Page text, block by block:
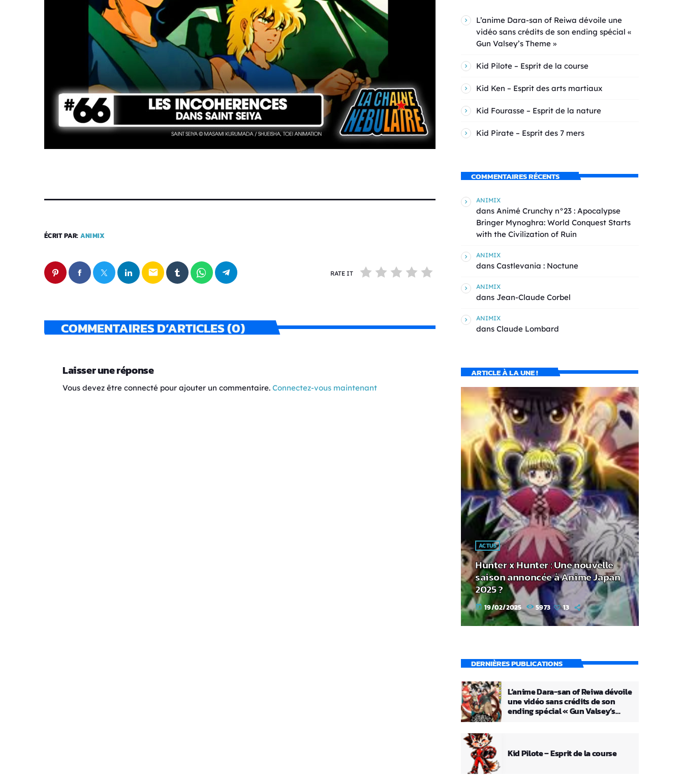
ÉCRIT PAR: ANIMIX
email RATE IT
COMMENTAIRES D’ARTICLES (0)
Laisser une réponse
Vous devez être connecté pour ajouter un commentaire. Connectez-vous maintenant
L’anime Dara-san of Reiwa dévoile une
vidéo sans crédits de son ending spécial «
Gun Valsey’s Theme »
Kid Pilote – Esprit de la course
Kid Ken – Esprit des arts martiaux
Kid Fourasse – Esprit de la nature
Kid Pirate – Esprit des 7 mers
COMMENTAIRES RÉCENTS
ANIMIX
dans Animé Crunchy n°23 : Apocalypse
Bringer Mynoghra: World Conquest Starts
with the Civilization of Ruin
ANIMIX
dans Castlevania : Noctune
ANIMIX
dans Jean-Claude Corbel
ANIMIX
dans Claude Lombard
ARTICLE À LA UNE !
ACTUS
Hunter x Hunter : Une nouvelle
saison annoncée à Anime Japan
2025 ?
today 19/02/2025 5973 13
DERNIÈRES PUBLICATIONS
L’anime Dara-san of Reiwa dévoile
une vidéo sans crédits de son
ending spécial « Gun Valsey’s
Kid Pilote – Esprit de la course